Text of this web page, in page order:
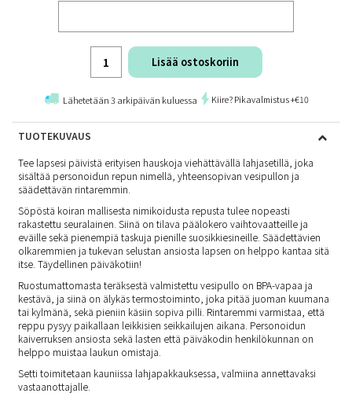
Lisää ostoskoriin
Lähetetään 3 arkipäivän kuluessa Kiire? Pikavalmistus +€10
TUOTEKUVAUS
Tee lapsesi päivistä erityisen hauskoja viehättävällä lahjasetillä, joka
sisältää personoidun repun nimellä, yhteensopivan vesipullon ja
säädettävän rintaremmin.
Söpöstä koiran mallisesta nimikoidusta repusta tulee nopeasti
rakastettu seuralainen. Siinä on tilava päälokero vaihtovaatteille ja
eväille sekä pienempiä taskuja pienille suosikkiesineille. Säädettävien
olkaremmien ja tukevan selustan ansiosta lapsen on helppo kantaa sitä
itse. Täydellinen päiväkotiin!
Ruostumattomasta teräksestä valmistettu vesipullo on BPA-vapaa ja
kestävä, ja siinä on älykäs termostoiminto, joka pitää juoman kuumana
tai kylmänä, sekä pieniin käsiin sopiva pilli. Rintaremmi varmistaa, että
reppu pysyy paikallaan leikkisien seikkailujen aikana. Personoidun
kaiverruksen ansiosta sekä lasten että päiväkodin henkilökunnan on
helppo muistaa laukun omistaja.
Setti toimitetaan kauniissa lahjapakkauksessa, valmiina annettavaksi
vastaanottajalle.